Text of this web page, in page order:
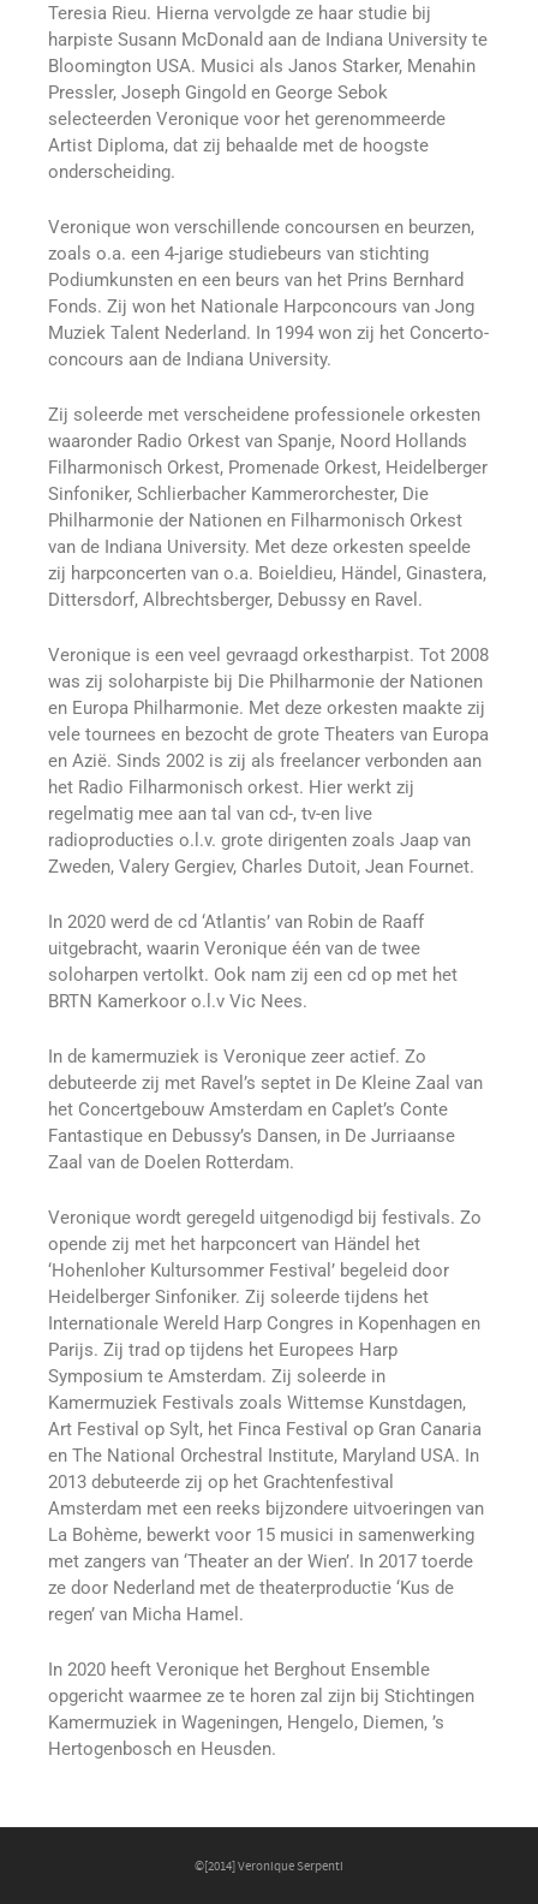
Teresia Rieu. Hierna vervolgde ze haar studie bij
harpiste Susann McDonald aan de Indiana University te
Bloomington USA. Musici als Janos Starker, Menahin
Pressler, Joseph Gingold en George Sebok
selecteerden Veronique voor het gerenommeerde
Artist Diploma, dat zij behaalde met de hoogste
onderscheiding.
Veronique won verschillende concoursen en beurzen,
zoals o.a. een 4-jarige studiebeurs van stichting
Podiumkunsten en een beurs van het Prins Bernhard
Fonds. Zij won het Nationale Harpconcours van Jong
Muziek Talent Nederland. In 1994 won zij het Concerto-
concours aan de Indiana University.
Zij soleerde met verscheidene professionele orkesten
waaronder Radio Orkest van Spanje, Noord Hollands
Filharmonisch Orkest, Promenade Orkest, Heidelberger
Sinfoniker, Schlierbacher Kammerorchester, Die
Philharmonie der Nationen en Filharmonisch Orkest
van de Indiana University. Met deze orkesten speelde
zij harpconcerten van o.a. Boieldieu, Händel, Ginastera,
Dittersdorf, Albrechtsberger, Debussy en Ravel.
Veronique is een veel gevraagd orkestharpist. Tot 2008
was zij soloharpiste bij Die Philharmonie der Nationen
en Europa Philharmonie. Met deze orkesten maakte zij
vele tournees en bezocht de grote Theaters van Europa
en Azië. Sinds 2002 is zij als freelancer verbonden aan
het Radio Filharmonisch orkest. Hier werkt zij
regelmatig mee aan tal van cd-, tv-en live
radioproducties o.l.v. grote dirigenten zoals Jaap van
Zweden, Valery Gergiev, Charles Dutoit, Jean Fournet.
In 2020 werd de cd ‘Atlantis’ van Robin de Raaff
uitgebracht, waarin Veronique één van de twee
soloharpen vertolkt. Ook nam zij een cd op met het
BRTN Kamerkoor o.l.v Vic Nees.
In de kamermuziek is Veronique zeer actief. Zo
debuteerde zij met Ravel’s septet in De Kleine Zaal van
het Concertgebouw Amsterdam en Caplet’s Conte
Fantastique en Debussy’s Dansen, in De Jurriaanse
Zaal van de Doelen Rotterdam.
Veronique wordt geregeld uitgenodigd bij festivals. Zo
opende zij met het harpconcert van Händel het
‘Hohenloher Kultursommer Festival’ begeleid door
Heidelberger Sinfoniker. Zij soleerde tijdens het
Internationale Wereld Harp Congres in Kopenhagen en
Parijs. Zij trad op tijdens het Europees Harp
Symposium te Amsterdam. Zij soleerde in
Kamermuziek Festivals zoals Wittemse Kunstdagen,
Art Festival op Sylt, het Finca Festival op Gran Canaria
en The National Orchestral Institute, Maryland USA. In
2013 debuteerde zij op het Grachtenfestival
Amsterdam met een reeks bijzondere uitvoeringen van
La Bohème, bewerkt voor 15 musici in samenwerking
met zangers van ‘Theater an der Wien’. In 2017 toerde
ze door Nederland met de theaterproductie ‘Kus de
regen’ van Micha Hamel.
In 2020 heeft Veronique het Berghout Ensemble
opgericht waarmee ze te horen zal zijn bij Stichtingen
Kamermuziek in Wageningen, Hengelo, Diemen, ’s
Hertogenbosch en Heusden.
©[2014] Veronique Serpenti